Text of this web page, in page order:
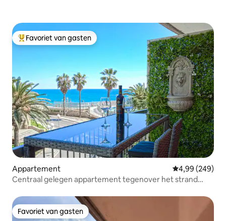
Topfavoriet van gasten
Favoriet van gasten
Appartement Gemiddelde
4,99 (249)
Centraal gelegen appartement tegenover het strand
Favoriet van gasten
Favoriet van gasten